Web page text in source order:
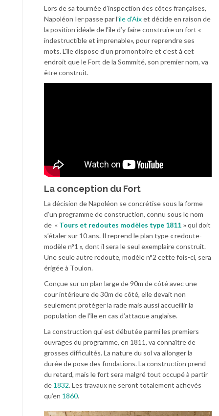
Lors de sa tournée d’inspection des côtes françaises,
Napoléon Ier passe par l’île d’Aixet décide en raison de
la position idéale de l’île d’y faire construire un fort «
indestructible et imprenable», pour reprendre ses
mots. L’île dispose d’un promontoire et c’est à cet
endroit que le Fort de la Sommité, son premier nom, va
être construit.
La conception du Fort
La décision de Napoléon se concrétise sous la forme
d’un programme de construction, connu sous le nom
de « Tours et redoutes modèles type 1811 »qui doit
s’étaler sur 10 ans. Il reprend le plan type « redoute-
modèle n°1 », dont il sera le seul exemplaire construit.
Une seule autre redoute, modèle n°2 cette fois-ci, sera
érigée à Toulon.
Conçue sur un plan large de 90m de côté avec une
cour intérieure de 30m de côté, elle devait non
seulement protéger la rade mais aussi accueillir la
population de l’île en cas d’attaque anglaise.
La construction qui est débutée parmi les premiers
ouvrages du programme, en 1811, va connaître de
grosses difficultés. La nature du sol va allonger la
durée de pose des fondations. La construction prend
du retard, mais le fort sera malgré tout occupé à partir
de 1832. Les travaux ne seront totalement achevés
qu’en 1860.